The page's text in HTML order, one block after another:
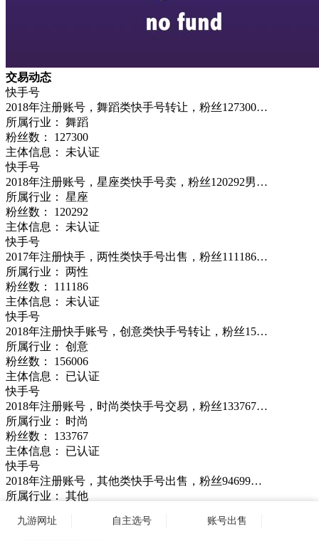
交易动态
快手号
2018年注册账号，舞蹈类快手号转让，粉丝127300…
所属行业： 舞蹈
粉丝数：
127300
主体信息： 未认证
快手号
2018年注册账号，星座类快手号卖，粉丝120292男…
所属行业： 星座
粉丝数：
120292
主体信息： 未认证
快手号
2017年注册快手，两性类快手号出售，粉丝111186…
所属行业： 两性
粉丝数：
111186
主体信息： 未认证
快手号
2018年注册快手账号，创意类快手号转让，粉丝15…
所属行业： 创意
粉丝数：
156006
主体信息： 已认证
快手号
2018年注册账号，时尚类快手号交易，粉丝133767…
所属行业： 时尚
粉丝数：
133767
主体信息： 已认证
快手号
2018年注册账号，其他类快手号出售，粉丝94699…
所属行业： 其他
主体信息： 未认证
九游网址 自主选号 账号出售